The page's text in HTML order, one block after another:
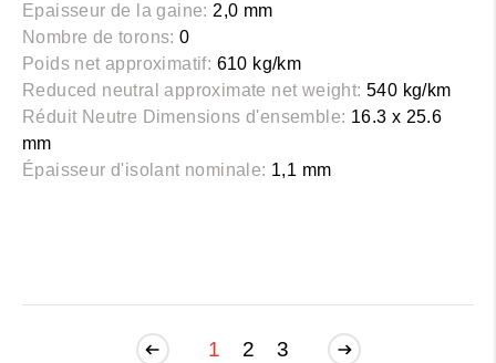
Epaisseur de la gaine: 2,0 mm
Nombre de torons: 0
Poids net approximatif: 610 kg/km
Reduced neutral approximate net weight: 540 kg/km
Réduit Neutre Dimensions d'ensemble: 16.3 x 25.6
mm
Épaisseur d'isolant nominale: 1,1 mm
1 2 3